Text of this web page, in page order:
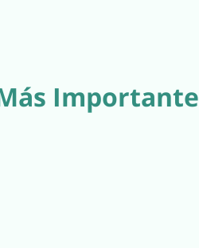
Importante